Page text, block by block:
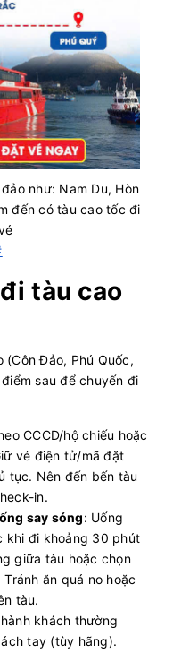
như: Nam Du, Hòn
đến có tàu cao tốc đi
tàu cao
Đảo, Phú Quốc,
sau để chuyến đi
CCCD/hộ chiếu hoặc
vé điện tử/mã đặt
tục. Nên đến bến tàu
in.
say sóng: Uống
khi đi khoảng 30 phút
giữa tàu hoặc chọn
ăn quá no hoặc
tàu.
khách thường
tay (tùy hãng).